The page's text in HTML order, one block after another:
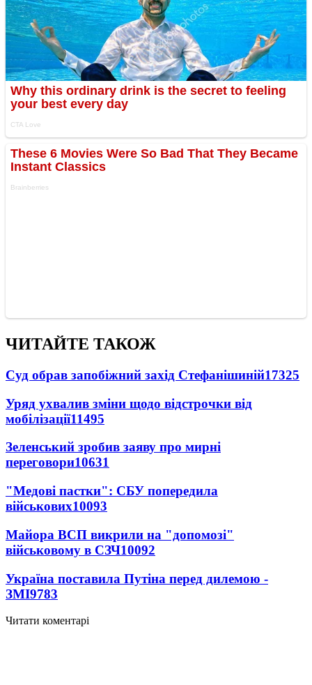
ЧИТАЙТЕ ТАКОЖ
Суд обрав запобіжний захід Стефанішиній17325
Уряд ухвалив зміни щодо відстрочки від
мобілізації11495
Зеленський зробив заяву про мирні
переговори10631
"Медові пастки": СБУ попередила
військових10093
Майора ВСП викрили на "допомозі"
військовому в СЗЧ10092
Україна поставила Путіна перед дилемою -
ЗМІ9783
Читати коментарі